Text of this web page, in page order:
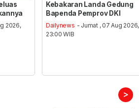
2026,
Kebakaran Landa Gedung
Bapenda Pemprov DKI
Dailynews - Jumat , 07 Aug 2026,
23:00 WIB
>